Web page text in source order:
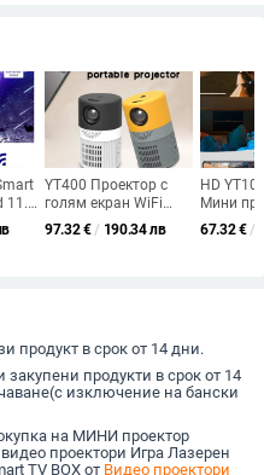
11.0
YT400 Проектор с
голям екран WiFi
Android IOS Mobile
Същият екран Филм
97.32€ / 190.34 лв
HD
Мини
на
67.32€ /
продукт в срок от 14 дни.
продукти в срок от 14
изключение на бански
на МИНИ проектор
проектори Игра Лазерен
TV BOX от Видео проектори